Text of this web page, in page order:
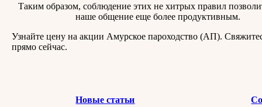
Таким образом, соблюдение этих не хитрых правил
наше общение еще более продуктивным.
Узнайте цену на акции Амурское пароходство (АП).
прямо сейчас.
Новые статьи